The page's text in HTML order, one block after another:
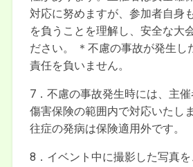
対応に努めますが、参加者自身
を負うことを理解し、安全な大
ださい。 ＊不慮の事故が発生し
責任を負いません。
7．不慮の事故発生時には、主
傷害保険の範囲内で対応いたし
往症の発病は保険適用外です。
8．イベント中に撮影した写真